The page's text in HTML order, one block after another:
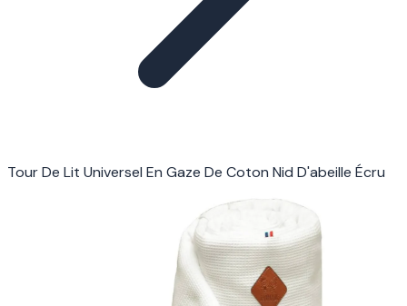
Tour De Lit Universel En Gaze De Coton Nid D'abeille Écru